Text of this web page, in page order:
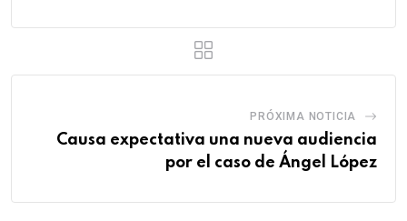
PRÓXIMA NOTICIA
Causa expectativa una nueva audiencia
por el caso de Ángel López